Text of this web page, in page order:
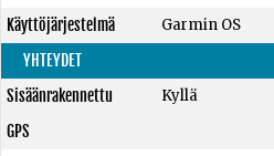
Käyttöjärjestelmä
Garmin OS
YHTEYDET
Sisäänrakennettu
GPS
Kyllä